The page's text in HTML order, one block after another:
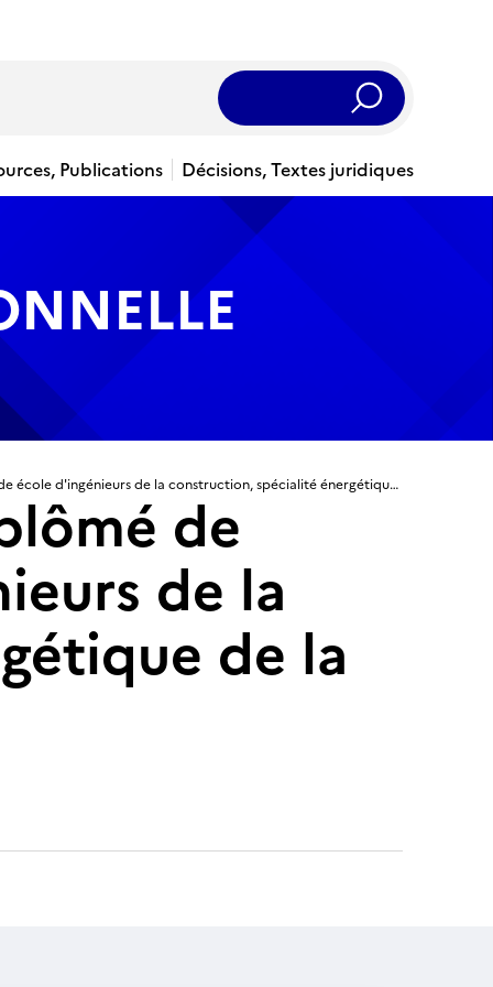
Rechercher
Publications
Décisions, Textes juridiques
Titre ingénieur - Ingénieur diplômé de l'ESTP - Grande école d'ingénieurs de la construction, spécialité énergétique de la construction
de
de la
de la